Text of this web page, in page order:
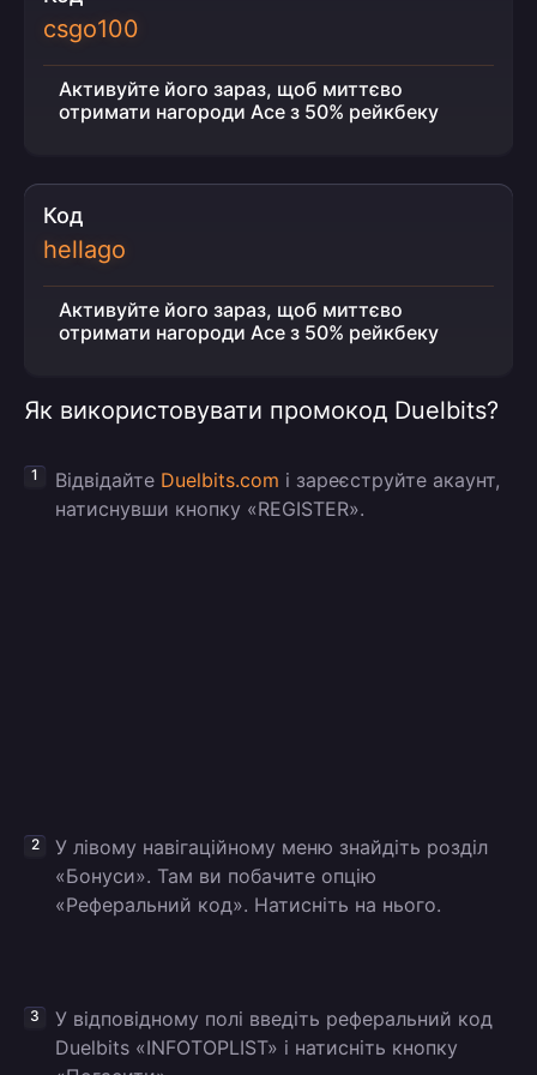
csgo100
Активуйте його зараз, щоб миттєво
отримати нагороди Ace з 50% рейкбеку
Код
hellago
Активуйте його зараз, щоб миттєво
отримати нагороди Ace з 50% рейкбеку
Як використовувати промокод Duelbits?
Відвідайте Duelbits.com і зареєструйте акаунт,
натиснувши кнопку «REGISTER».
У лівому навігаційному меню знайдіть розділ
«Бонуси». Там ви побачите опцію
«Реферальний код». Натисніть на нього.
У відповідному полі введіть реферальний код
Duelbits «INFOTOPLIST» і натисніть кнопку